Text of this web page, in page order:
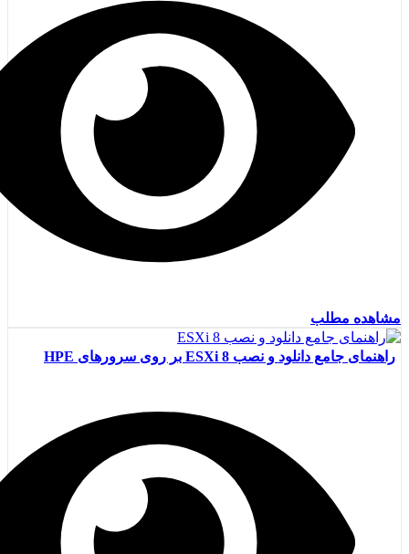
مشاهده مطلب
راهنمای جامع دانلود و نصب ESXi 8 بر روی سرورهای HPE